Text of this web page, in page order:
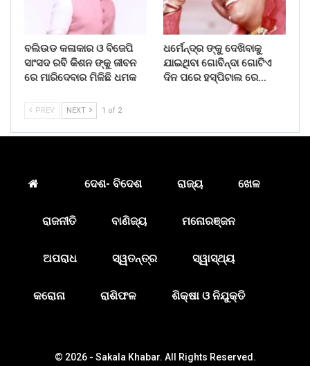
ବଲିଉଡ କଳାକାର ଓ ବିଜେପି
ସାଂସଦ ରବି କିଶନ ଙ୍କୁ ଜୀବନ
ରେ ମାରିଦେବାର ମିଳିଛି ଧମକ
ଧର୍ମେନ୍ଦ୍ର ଙ୍କୁ ଦେଖିବାକୁ
ଯାଇଥିବା ଗୋବିନ୍ଦା ଗୋଟିଏ
ଦିନ ପରେ ହସ୍ପିଟାଲ ରେ…
PREV NEXT 1 of 2
ଦେଶ- ବିଦେଶ ରାଜ୍ୟ ଖେଳ
ରାଜନୀତି ବାଣିଜ୍ୟ ମନୋରଞ୍ଜନ
ଅପରାଧ ସ୍ୱତନ୍ତ୍ର ସ୍ୱାସ୍ଥ୍ୟ
କରୋନା ରାଶିଫଳ ଶିକ୍ଷା ଓ ନିଯୁକ୍ତି
© 2026 - Sakala Khabar. All Rights Reserved.